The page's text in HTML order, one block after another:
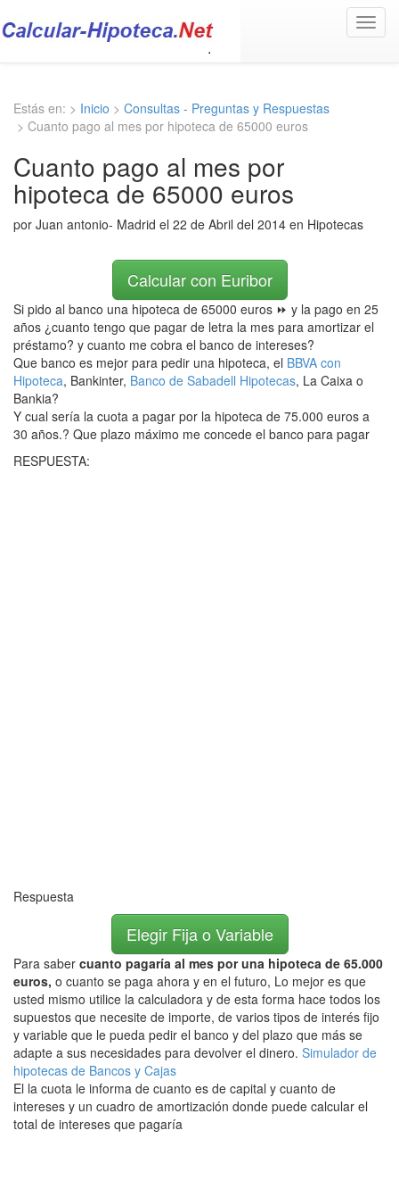
Estás en: > Inicio > Consultas - Preguntas y Respuestas
> Cuanto pago al mes por hipoteca de 65000 euros
Cuanto pago al mes por
hipoteca de 65000 euros
por Juan antonio- Madrid el 22 de Abril del 2014 en Hipotecas
Calcular con Euribor
Si pido al banco una hipoteca de 65000 euros ⏩ y la pago en 25
años ¿cuanto tengo que pagar de letra la mes para amortizar el
préstamo? y cuanto me cobra el banco de intereses?
Que banco es mejor para pedir una hipoteca, el BBVA con
Hipoteca, Bankinter, Banco de Sabadell Hipotecas, La Caixa o
Bankia?
Y cual sería la cuota a pagar por la hipoteca de 75.000 euros a
30 años.? Que plazo máximo me concede el banco para pagar
RESPUESTA:
Respuesta
Elegir Fija o Variable
Para saber cuanto pagaría al mes por una hipoteca de 65.000
euros, o cuanto se paga ahora y en el futuro, Lo mejor es que
usted mismo utilice la calculadora y de esta forma hace todos los
supuestos que necesite de importe, de varios tipos de interés fijo
y variable que le pueda pedir el banco y del plazo que más se
adapte a sus necesidades para devolver el dinero. Simulador de
hipotecas de Bancos y Cajas
El la cuota le informa de cuanto es de capital y cuanto de
intereses y un cuadro de amortización donde puede calcular el
total de intereses que pagaría